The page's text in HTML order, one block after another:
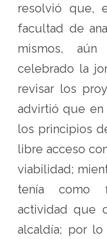
resolvió que,
facultad de
mismos,
celebrado la
revisar los
advirtió que en
los principios
libre acceso
viabilidad;
tenía como
actividad que
alcaldía; por